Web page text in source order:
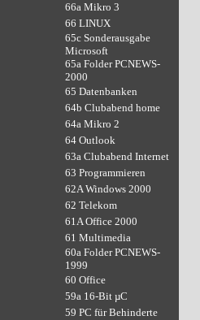
66a Mikro 3
66 LINUX
65c Sonderausgabe
Microsoft
65a Folder PCNEWS-
2000
65 Datenbanken
64b Clubabend home
64a Mikro 2
64 Outlook
63a Clubabend Internet
63 Programmieren
62A Windows 2000
62 Telekom
61A Office 2000
61 Multimedia
60a Folder PCNEWS-
1999
60 Office
59a 16-Bit µC
59 PC für Behinderte